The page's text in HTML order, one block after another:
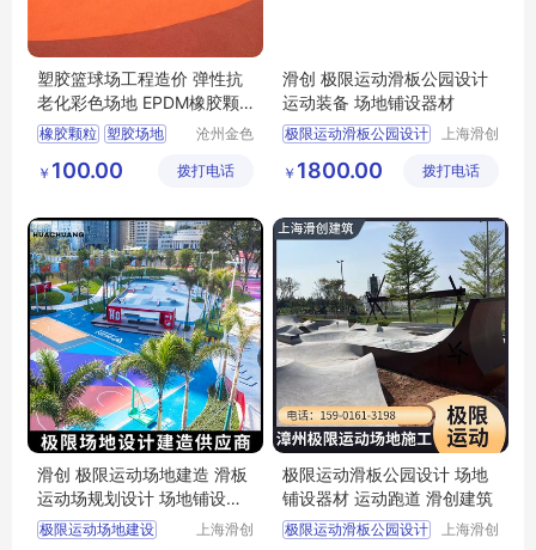
塑胶篮球场工程造价 弹性抗
老化彩色场地 EPDM橡胶颗
粒
橡胶颗粒 塑胶场地
EPDM场地铺设
沧州金色
玩具有限
￥ 100.00 拨打电话
滑创 极限运动滑板公园设计
运动装备 场地铺设器材
极限运动滑板公园设计
滑板公园设计
上海滑创
工程有限
￥ 1800.00 拨打电话
滑创 极限运动场地建造 滑板
运动场规划设计 场地铺设器
材
极限运动场地建设
上海滑创
极限运动滑板公园设计 场地
铺设器材 运动跑道 滑创建筑
极限运动滑板公园设计
上海滑创